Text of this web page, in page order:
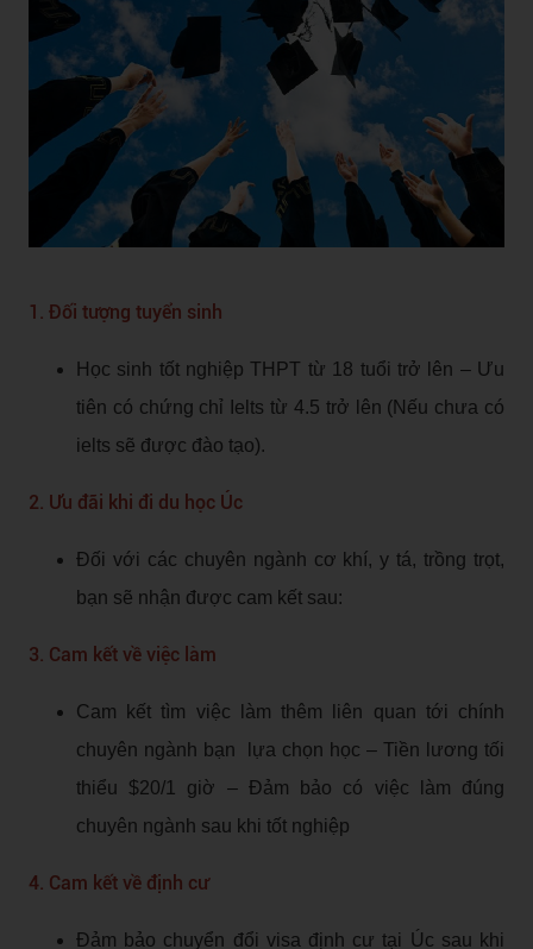
1. Đối tượng tuyển sinh
Học sinh tốt nghiệp THPT từ 18 tuổi trở lên – Ưu
tiên có chứng chỉ Ielts từ 4.5 trở lên (Nếu chưa có
ielts sẽ được đào tạo).
2. Ưu đãi khi đi du học Úc
Đối với các chuyên ngành cơ khí, y tá, trồng trọt,
bạn sẽ nhận được cam kết sau:
3. Cam kết về việc làm
Cam kết tìm việc làm thêm liên quan tới chính
chuyên ngành bạn lựa chọn học – Tiền lương tối
thiểu $20/1 giờ – Đảm bảo có việc làm đúng
chuyên ngành sau khi tốt nghiệp
4. Cam kết về định cư
Đảm bảo chuyển đổi visa định cư tại Úc sau khi